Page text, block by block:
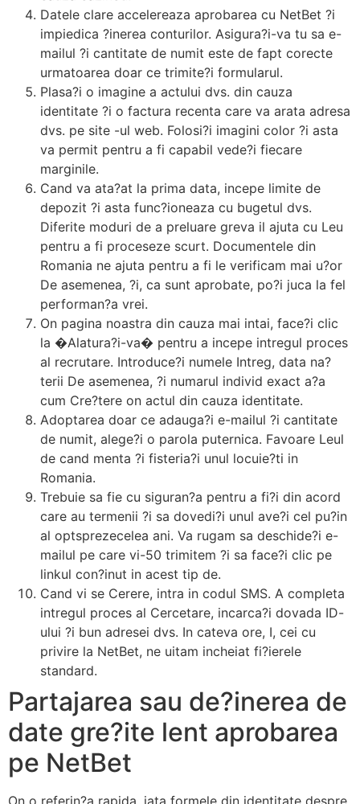
Datele clare accelereaza aprobarea cu NetBet ?i
impiedica ?inerea conturilor. Asigura?i-va tu sa e-
mailul ?i cantitate de numit este de fapt corecte
urmatoarea doar ce trimite?i formularul.
Plasa?i o imagine a actului dvs. din cauza
identitate ?i o factura recenta care va arata adresa
dvs. pe site -ul web. Folosi?i imagini color ?i asta
va permit pentru a fi capabil vede?i fiecare
marginile.
Cand va ata?at la prima data, incepe limite de
depozit ?i asta func?ioneaza cu bugetul dvs.
Diferite moduri de a preluare greva il ajuta cu Leu
pentru a fi proceseze scurt. Documentele din
Romania ne ajuta pentru a fi le verificam mai u?or
De asemenea, ?i, ca sunt aprobate, po?i juca la fel
performan?a vrei.
On pagina noastra din cauza mai intai, face?i clic
la �Alatura?i-va� pentru a incepe intregul proces
al recrutare. Introduce?i numele Intreg, data na?
terii De asemenea, ?i numarul individ exact a?a
cum Cre?tere on actul din cauza identitate.
Adoptarea doar ce adauga?i e-mailul ?i cantitate
de numit, alege?i o parola puternica. Favoare Leul
de cand menta ?i fisteria?i unul locuie?ti in
Romania.
Trebuie sa fie cu siguran?a pentru a fi?i din acord
care au termenii ?i sa dovedi?i unul ave?i cel pu?in
al optsprezecelea ani. Va rugam sa deschide?i e-
mailul pe care vi-50 trimitem ?i sa face?i clic pe
linkul con?inut in acest tip de.
Cand vi se Cerere, intra in codul SMS. A completa
intregul proces al Cercetare, incarca?i dovada ID-
ului ?i bun adresei dvs. In cateva ore, I, cei cu
privire la NetBet, ne uitam incheiat fi?ierele
standard.
Partajarea sau de?inerea de
date gre?ite lent aprobarea
pe NetBet